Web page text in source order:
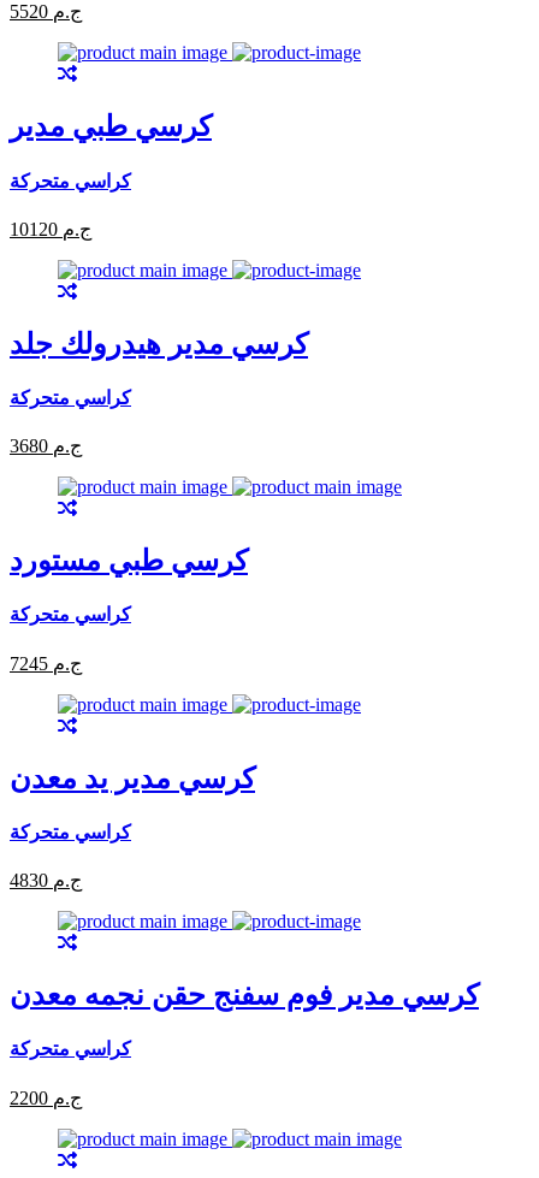
5520 ج.م
كرسي طبي مدير
كراسي متحركة
10120 ج.م
كرسي مدير هيدرولك جلد
كراسي متحركة
3680 ج.م
كرسي طبي مستورد
كراسي متحركة
7245 ج.م
كرسي مدير يد معدن
كراسي متحركة
4830 ج.م
كرسي مدير فوم سفنج حقن نجمه معدن
كراسي متحركة
2200 ج.م